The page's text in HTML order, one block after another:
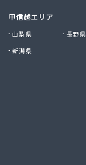
(株)滝本商店
(株)長尾商店
(株)田中泰治商店
甲信越エリア
山梨県
長野県
新潟県